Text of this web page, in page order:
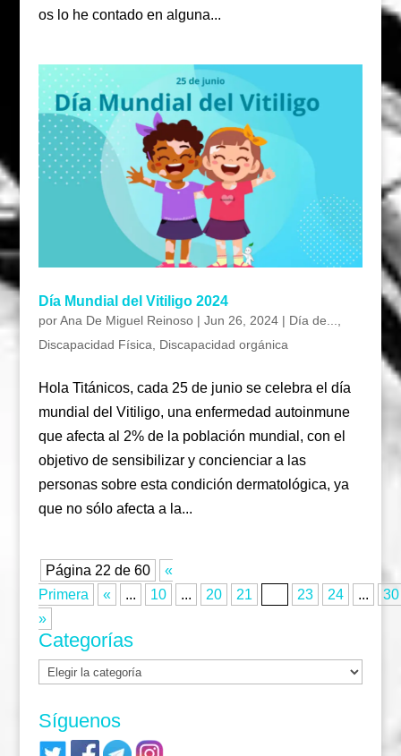
os lo he contado en alguna...
Día Mundial del Vitiligo 2024
porAna De Miguel Reinoso| Jun 26, 2024| Día de...
Discapacidad Física
Discapacidad orgánica
Hola Titánicos, cada 25 de junio se celebra el día
mundial del Vitiligo, una enfermedad autoinmune
que afecta al 2% de la población mundial, con el
objetivo de sensibilizar y concienciar a las
personas sobre esta condición dermatológica, ya
que no sólo afecta a la...
Página 22 de 60
«
Primera
« ... 10 ... 20 21 23 24 ...
30
»
Categorías
Categorías
Síguenos